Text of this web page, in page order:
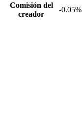
Comisión del
creador
-0.05%